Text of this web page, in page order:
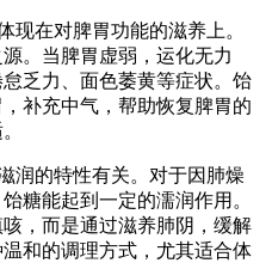
现在对脾胃功能的滋养上。
。当脾胃虚弱，运化无力
乏力、面色萎黄等症状。饴
补充中气，帮助恢复脾胃的
润的特性有关。对于因肺燥
糖能起到一定的濡润作用。
，而是通过滋养肺阴，缓解
和的调理方式，尤其适合体